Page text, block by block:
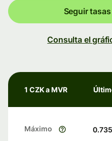
Seguir
Consulta el
1 CZK a MVR
Máximo